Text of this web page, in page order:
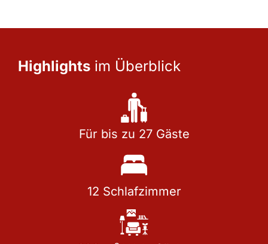
Highlights im Überblick
Für bis zu 27 Gäste​
12 Schlafzimmer